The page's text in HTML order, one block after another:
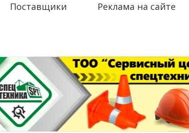
Поставщики Реклама на сайте